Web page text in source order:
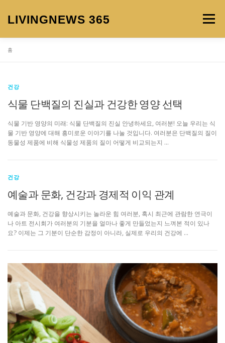
LIVINGNEWS 365 메뉴
홈
건강
식물 단백질의 진실과 건강한 영양 선택
식물 기반 영양의 미래: 식물 단백질의 진실 안녕하세요, 여러분! 오늘 우리는 식
물 기반 영양에 대해 흥미로운 이야기를 나눌 것입니다. 여러분은 단백질의 질이
동물성 제품에 비해 식물성 제품의 질이 어떻게 비교되는지 …
건강
예술과 문화, 건강과 경제적 이익 관계
예술과 문화, 건강을 향상시키는 놀라운 힘 여러분, 혹시 최근에 관람한 연극이
나 아트 전시회가 여러분의 기분을 얼마나 좋게 만들었는지 느껴본 적이 있나
요? 이제는 그 기분이 단순한 감정이 아니라, 실제로 우리의 건강에 …